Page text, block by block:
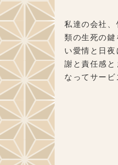
私達の会社
類の生死の
い愛情と日
謝と責任感
なってサー